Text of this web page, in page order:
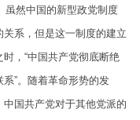
虽然中国的新型政党制度
系，但是这一制度的建立
，“中国共产党彻底断绝
”。随着革命形势的发
国共产党对于其他党派的